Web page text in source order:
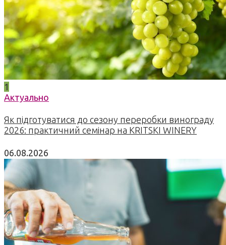
1
Актуально
Як підготуватися до сезону переробки винограду
2026: практичний семінар на KRITSKI WINERY
06.08.2026